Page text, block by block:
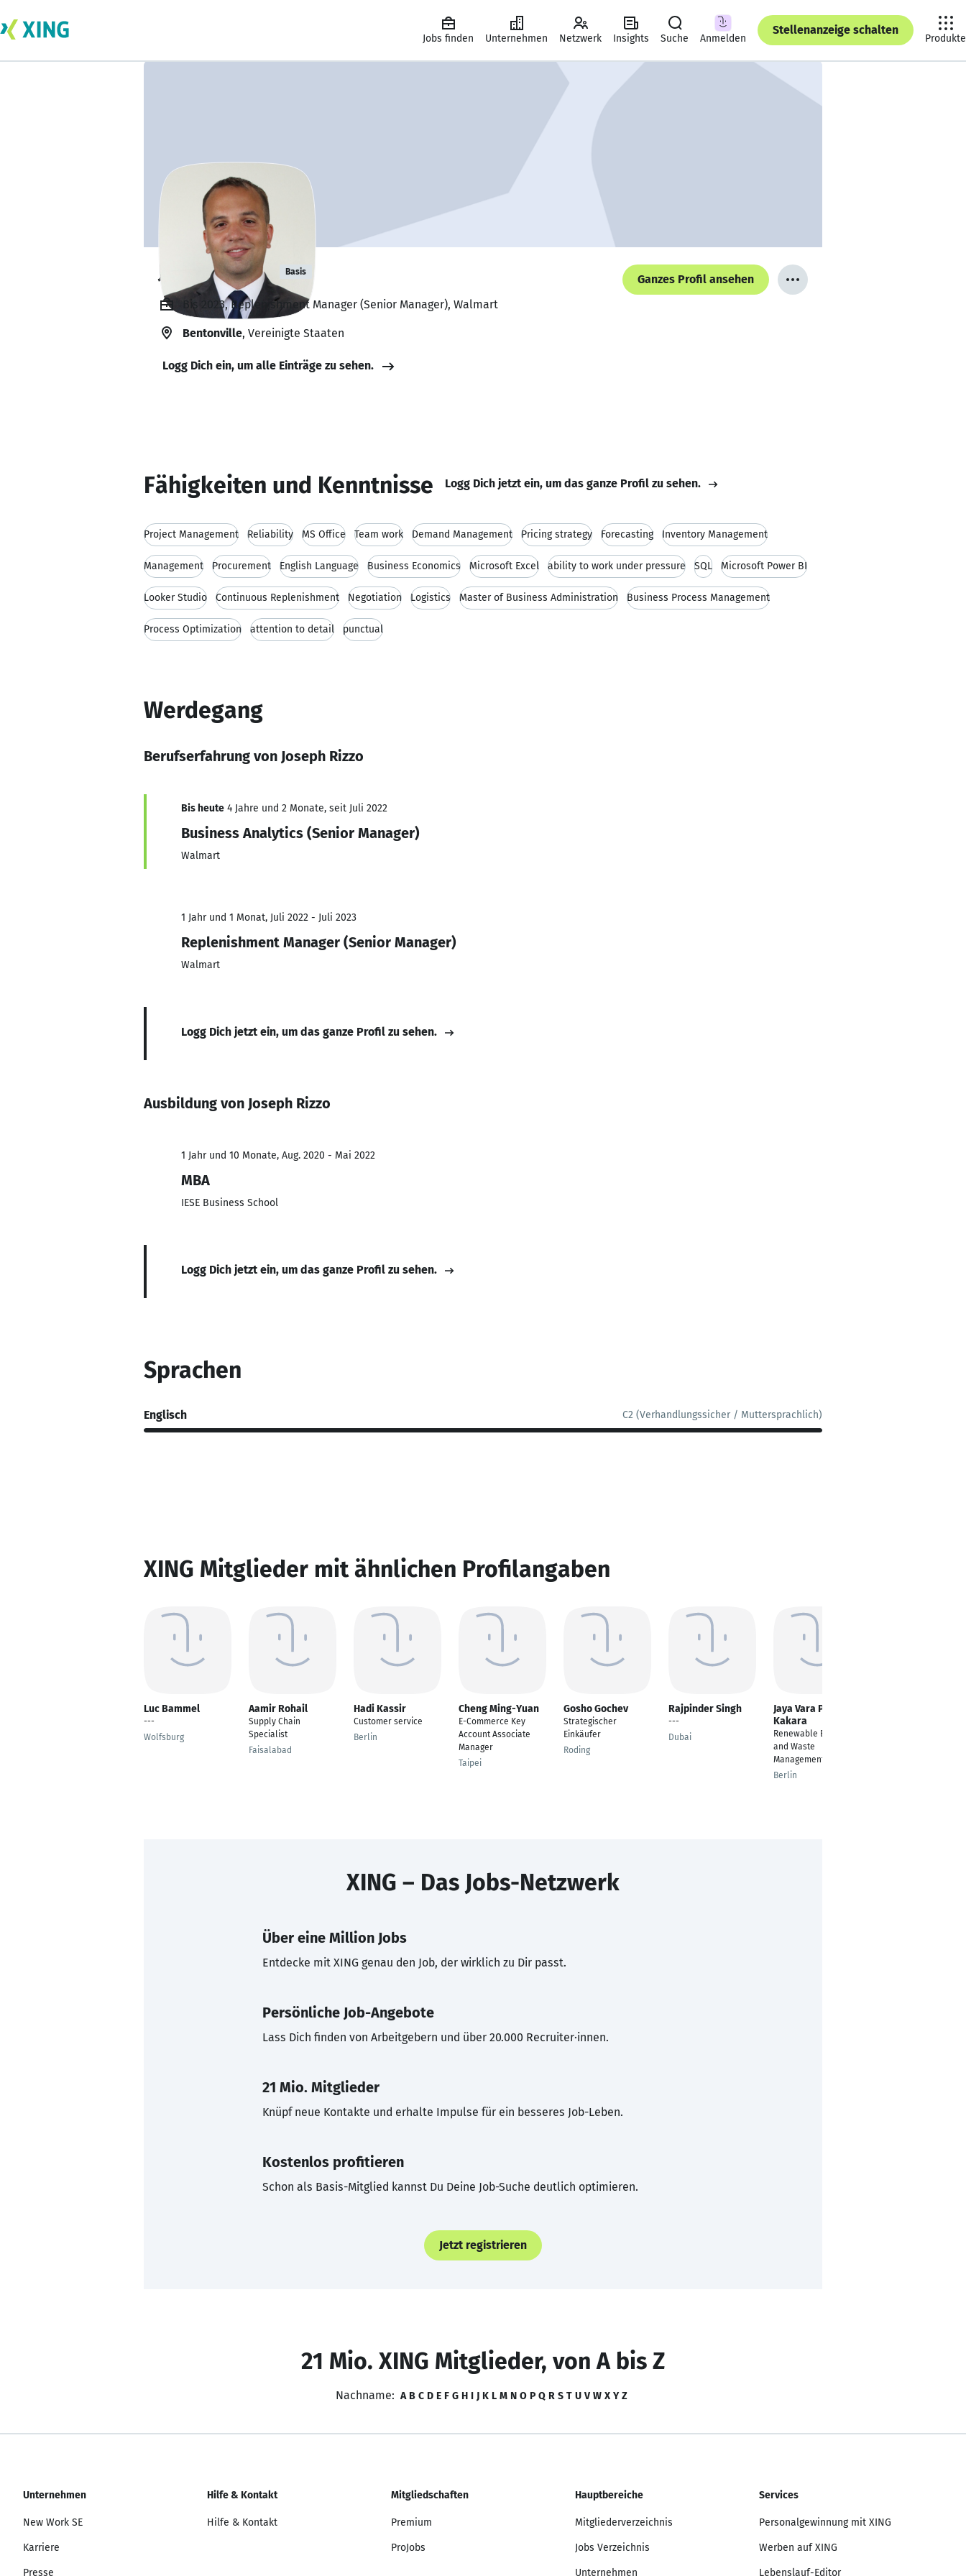
Jobs finden Unternehmen Netzwerk Insights Suche Anmelden
Stellenanzeige schalten
Produkte
Joseph Rizzo Basis
Ganzes Profil ansehen
Bis 2023, Replenishment Manager (Senior Manager), Walmart
Bentonville, Vereinigte Staaten
Logg Dich ein, um alle Einträge zu sehen.
Fähigkeiten und Kenntnisse Logg Dich jetzt ein, um das ganze Profil zu sehen.
Project Management Reliability MS Office Team work Demand Management Pricing strategy Forecasting Inventory Management
Management Procurement English Language Business Economics Microsoft Excel ability to work under pressure SQL Microsoft Power BI
Looker Studio Continuous Replenishment Negotiation Logistics Master of Business Administration Business Process Management
Process Optimization attention to detail punctual
Werdegang
Berufserfahrung von Joseph Rizzo
Bis heute 4 Jahre und 2 Monate, seit Juli 2022
Business Analytics (Senior Manager)
Walmart
1 Jahr und 1 Monat, Juli 2022 - Juli 2023
Replenishment Manager (Senior Manager)
Walmart
Logg Dich jetzt ein, um das ganze Profil zu sehen.
Ausbildung von Joseph Rizzo
1 Jahr und 10 Monate, Aug. 2020 - Mai 2022
MBA
IESE Business School
Logg Dich jetzt ein, um das ganze Profil zu sehen.
Sprachen
Englisch C2 (Verhandlungssicher / Muttersprachlich)
XING Mitglieder mit ähnlichen Profilangaben
Luc Bammel
---
Wolfsburg
Aamir Rohail
Supply Chain
Specialist
Faisalabad
Hadi Kassir
Customer service
Berlin
Cheng Ming-Yuan
E-Commerce Key
Account Associate
Manager
Taipei
Gosho Gochev
Strategischer
Einkäufer
Roding
Rajpinder Singh
---
Dubai
Jaya Vara Prasad
Kakara
Renewable Energy
and Waste
Management
Berlin
XING – Das Jobs-Netzwerk
Über eine Million Jobs
Entdecke mit XING genau den Job, der wirklich zu Dir passt.
Persönliche Job-Angebote
Lass Dich finden von Arbeitgebern und über 20.000 Recruiter·innen.
21 Mio. Mitglieder
Knüpf neue Kontakte und erhalte Impulse für ein besseres Job-Leben.
Kostenlos profitieren
Schon als Basis-Mitglied kannst Du Deine Job-Suche deutlich optimieren.
Jetzt registrieren
21 Mio. XING Mitglieder, von A bis Z
Nachname: A B C D E F G H I J K L M N O P Q R S T U V W X Y Z
Unternehmen
New Work SE
Karriere
Presse
Hilfe & Kontakt
Hilfe & Kontakt
Mitgliedschaften
Premium
ProJobs
Hauptbereiche
Mitgliederverzeichnis
Jobs Verzeichnis
Unternehmen
Services
Personalgewinnung mit XING
Werben auf XING
Lebenslauf-Editor